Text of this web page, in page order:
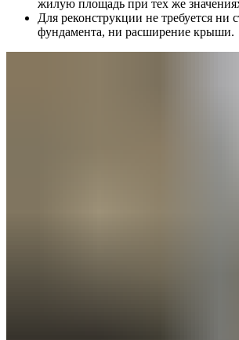
жилую площадь при тех же
Для реконструкции не требуется ни
фундамента, ни расширение крыши.